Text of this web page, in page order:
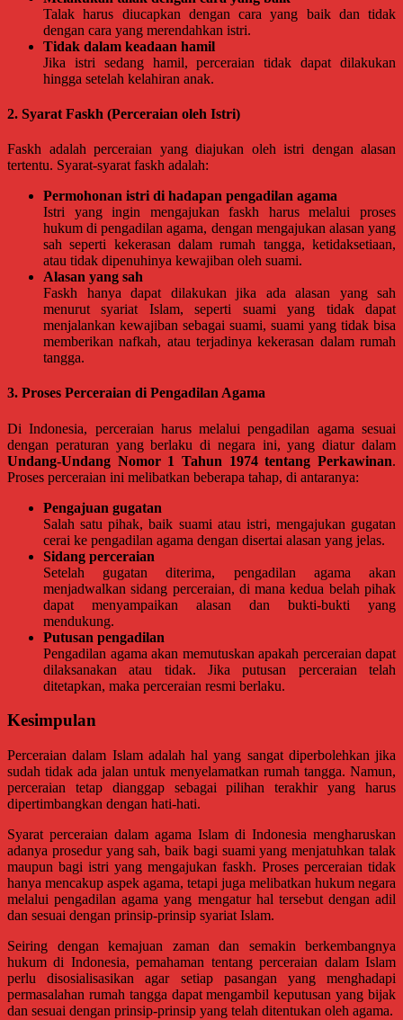
Semarang,
Jakarta,
Surabaya,
Sukoharjo,
Purworejo,
Daerah
Yogyakarta,
Makassar,
Denpasar,
Salatiga,
Ungaran,
Pontianak,
Bandung,
Kendari,
Pekanbaru,
Bengkulu,
Gunung
Kulon
Progo,
Balikpapan,
Jakarta
Tanggerang,
Purworejo,
Purwokerto,
Kebumen,
Tasikmalaya,
Purwodadi,
Wonogiri,
Pacitan,
Palembang,
Bandar
Lampung,
Badung,
Mataram,
Lombok,
Temanggung,
Sragen,
Karanganyar,
Malang,
Kediri,
Madiun,
Ponorogo,
Cilacap,
Banjarnegara,
Temanggung,
Wonosobo,
Cirebon,
Karawang,
Aceh,
Medan,
Padang,
Jakarta
Talak harus diucapkan dengan cara yang baik dan tidak
dengan cara yang merendahkan istri.
Tidak dalam keadaan hamil
Jika istri sedang hamil, perceraian tidak dapat dilakukan
hingga setelah kelahiran anak.
2. Syarat Faskh (Perceraian oleh Istri)
Faskh adalah perceraian yang diajukan oleh istri dengan alasan
tertentu. Syarat-syarat faskh adalah:
Permohonan istri di hadapan pengadilan agama
Istri yang ingin mengajukan faskh harus melalui proses
hukum di pengadilan agama, dengan mengajukan alasan yang
sah seperti kekerasan dalam rumah tangga, ketidaksetiaan,
atau tidak dipenuhinya kewajiban oleh suami.
Alasan yang sah
Faskh hanya dapat dilakukan jika ada alasan yang sah
menurut syariat Islam, seperti suami yang tidak dapat
menjalankan kewajiban sebagai suami, suami yang tidak bisa
memberikan nafkah, atau terjadinya kekerasan dalam rumah
tangga.
3. Proses Perceraian di Pengadilan Agama
Di Indonesia, perceraian harus melalui pengadilan agama sesuai
dengan peraturan yang berlaku di negara ini, yang diatur dalam
Undang-Undang Nomor 1 Tahun 1974 tentang Perkawinan.
Proses perceraian ini melibatkan beberapa tahap, di antaranya:
Pengajuan gugatan
Salah satu pihak, baik suami atau istri, mengajukan gugatan
cerai ke pengadilan agama dengan disertai alasan yang jelas.
Sidang perceraian
Setelah gugatan diterima, pengadilan agama akan
menjadwalkan sidang perceraian, di mana kedua belah pihak
dapat menyampaikan alasan dan bukti-bukti yang
mendukung.
Putusan pengadilan
Pengadilan agama akan memutuskan apakah perceraian dapat
dilaksanakan atau tidak. Jika putusan perceraian telah
ditetapkan, maka perceraian resmi berlaku.
Kesimpulan
Perceraian dalam Islam adalah hal yang sangat diperbolehkan jika
sudah tidak ada jalan untuk menyelamatkan rumah tangga. Namun,
perceraian tetap dianggap sebagai pilihan terakhir yang harus
dipertimbangkan dengan hati-hati.
Syarat perceraian dalam agama Islam di Indonesia mengharuskan
adanya prosedur yang sah, baik bagi suami yang menjatuhkan talak
maupun bagi istri yang mengajukan faskh. Proses perceraian tidak
hanya mencakup aspek agama, tetapi juga melibatkan hukum negara
melalui pengadilan agama yang mengatur hal tersebut dengan adil
dan sesuai dengan prinsip-prinsip syariat Islam.
Seiring dengan kemajuan zaman dan semakin berkembangnya
hukum di Indonesia, pemahaman tentang perceraian dalam Islam
perlu disosialisasikan agar setiap pasangan yang menghadapi
permasalahan rumah tangga dapat mengambil keputusan yang bijak
dan sesuai dengan prinsip-prinsip yang telah ditentukan oleh agama.